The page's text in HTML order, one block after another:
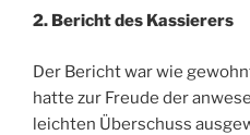
2. Bericht des Kassierers
Der Bericht war wie
hatte zur Freude der
leichten Überschuss